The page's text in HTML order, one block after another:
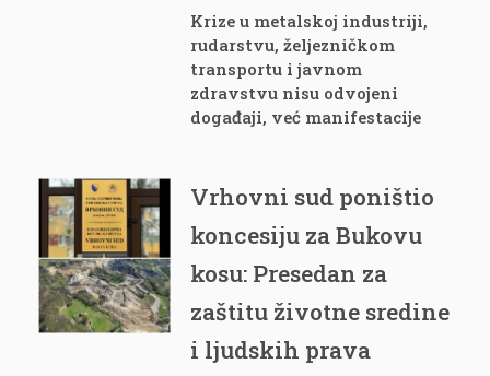
Krize u metalskoj industriji,
rudarstvu, željezničkom
transportu i javnom
zdravstvu nisu odvojeni
događaji, već manifestacije
Vrhovni sud poništio
koncesiju za Bukovu
kosu: Presedan za
zaštitu životne sredine
i ljudskih prava